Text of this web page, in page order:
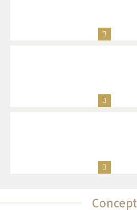
Concept